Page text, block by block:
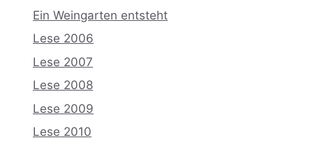
Ein Weingarten entsteht
Lese 2006
Lese 2007
Lese 2008
Lese 2009
Lese 2010